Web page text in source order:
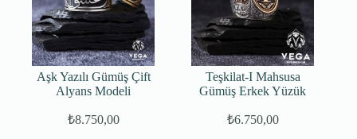
Aşk Yazılı Gümüş Çift
Alyans Modeli
₺8.750,00
Teşkilat-I Mahsusa
Gümüş Erkek Yüzük
₺6.750,00